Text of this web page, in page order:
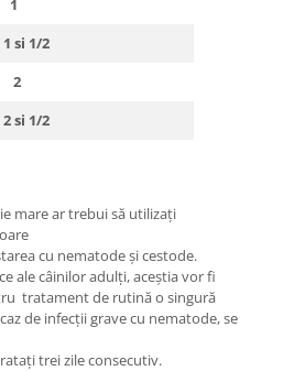
1
1 si 1/2
2
2 si 1/2
mare ar trebui să utilizaţi
cu nematode şi cestode.
ale câinilor adulţi, aceştia vor fi
tratament de rutină o singură
de infecţii grave cu nematode, se
trei zile consecutiv.